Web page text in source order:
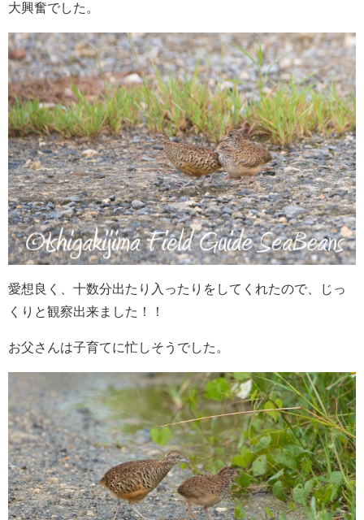
大興奮でした。
愛想良く、十数分出たり入ったりをしてくれたので、じっ
くりと観察出来ました！！
お父さんは子育てに忙しそうでした。